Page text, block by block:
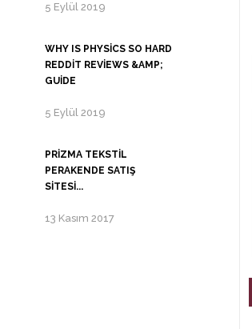
5 Eylül 2019
WHY IS PHYSICS SO HARD
REDDIT REVIEWS &AMP;
GUIDE
5 Eylül 2019
PRIZMA TEKSTIL
PERAKENDE SATIŞ
SITESI...
13 Kasım 2017